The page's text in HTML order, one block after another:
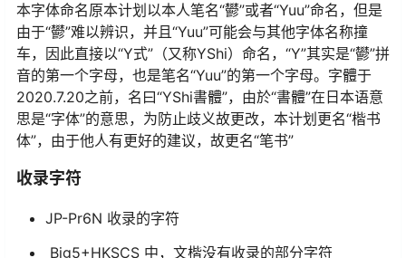
本字体命名原本计划以本人笔名“鬰”或者“Yuu”命名，但是
由于“鬰”难以辨识，并且“Yuu”可能会与其他字体名称撞
车，因此直接以“Y式”（又称YShi）命名，“Y”其实是“鬰”拼
音的第一个字母，也是笔名“Yuu”的第一个字母。字體于
2020.7.20之前，名曰“YShi書體”，由於“書體”在日本语意
思是“字体”的意思，为防止歧义故更改，本计划更名“楷书
体”，由于他人有更好的建议，故更名“笔书”
收录字符
JP-Pr6N 收录的字符
Big5+HKSCS 中，文楷没有收录的部分字符